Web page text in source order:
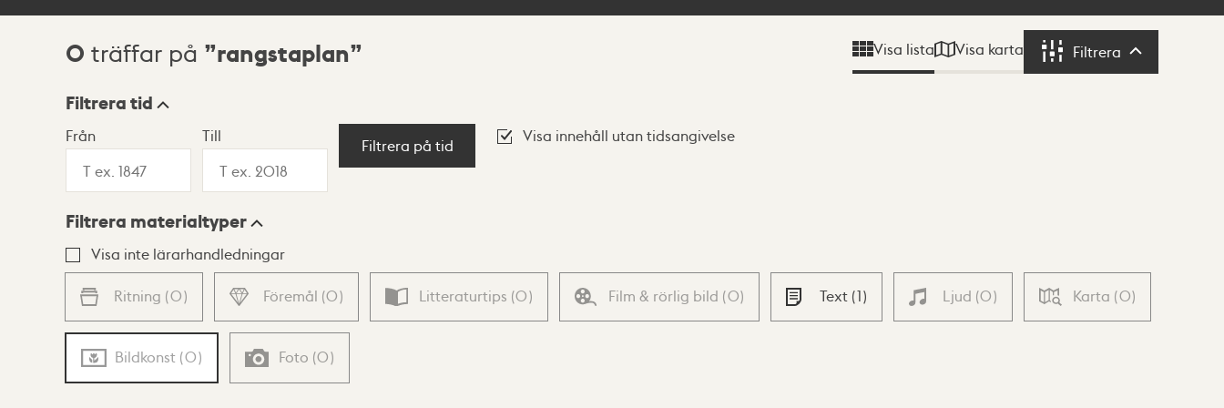
Sökresultat
0 träffar på rangstaplan Visa lista Visa karta Filtrera Filtrera
Visningsläge
Lista Karta
Filtrera tid
Från Till
Filtrera på tid
Visa innehåll utan tidsangivelse
Filtrera materialtyper
Visa inte lärarhandledningar
Ritning (0) Föremål (0) Litteraturtips (0) Film & rörlig bild (0) Text (1) Ljud (0) Karta (0)
Bildkonst (0) Foto (0)